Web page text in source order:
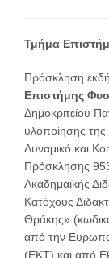
Τμήμα
Πρόσκληση
Επιστήμης
Δημοκριτείου
υλοποίησης
Δυναμικό και
Πρόσκλησης
Ακαδημαϊκής
Κατόχους
Θράκης»
από την
(ΕΚΤ) και από